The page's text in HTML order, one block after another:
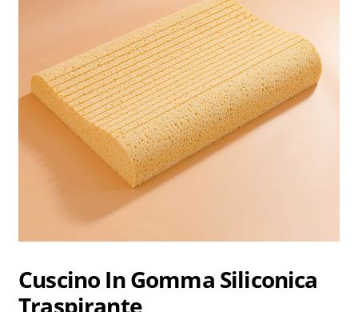
Cuscino In Gomma Siliconica
Traspirante